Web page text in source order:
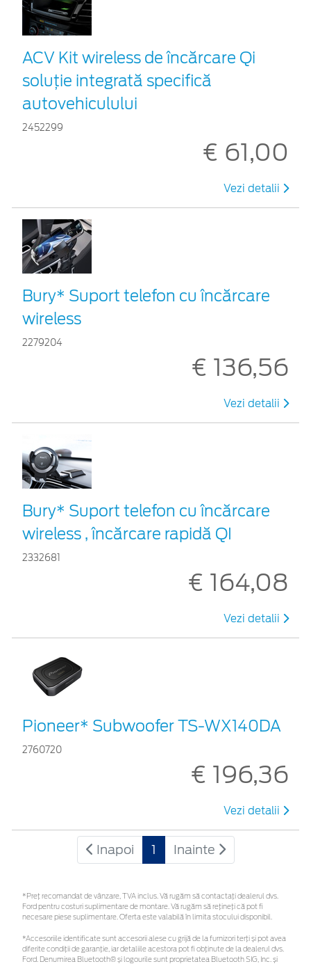
ACV Kit wireless de încărcare Qi
soluție integrată specifică
autovehiculului
2452299
€ 61,00
Vezi detalii
Bury* Suport telefon cu încărcare
wireless
2279204
€ 136,56
Vezi detalii
Bury* Suport telefon cu încărcare
wireless , încărcare rapidă QI
2332681
€ 164,08
Vezi detalii
Pioneer* Subwoofer TS-WX140DA
2760720
€ 196,36
Vezi detalii
Inapoi 1 Inainte
*Preţ recomandat de vânzare, TVA inclus. Vă rugăm să contactaţi dealerul dvs.
Ford pentru costuri suplimentare de montare. Vă rugăm să rețineți că pot fi
necesare piese suplimentare. Oferta este valabilă în limita stocului disponibil.
*Accesoriile identificate sunt accesorii alese cu grijă de la furnizori terți și pot avea
diferite condiții de garanție, iar detaliile acestora pot fi obținute de la dealerul dvs.
Ford. Denumirea Bluetooth® și logourile sunt proprietatea Bluetooth SIG, Inc. și